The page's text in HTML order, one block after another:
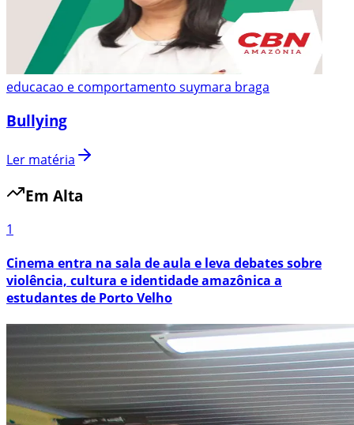
educacao e comportamento suymara braga
Bullying
Ler matéria
Em Alta
1
Cinema entra na sala de aula e leva debates sobre
violência, cultura e identidade amazônica a
estudantes de Porto Velho